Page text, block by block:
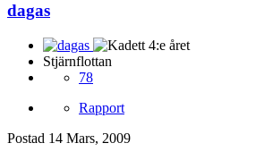
dagas
Stjärnflottan
78
Rapport
Postad 14 Mars, 2009